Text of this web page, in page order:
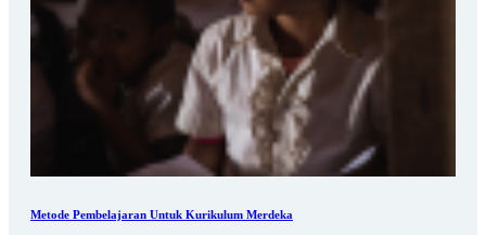
Metode Pembelajaran Untuk Kurikulum Merdeka